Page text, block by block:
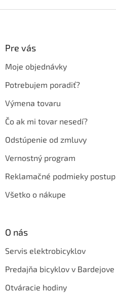
Pre vás
Moje objednávky
Potrebujem poradiť?
Výmena tovaru
Čo ak mi tovar nesedí?
Odstúpenie od zmluvy
Vernostný program
Reklamačné podmieky postup
Všetko o nákupe
O nás
Servis elektrobicyklov
Predajňa bicyklov v Bardejove
Otváracie hodiny